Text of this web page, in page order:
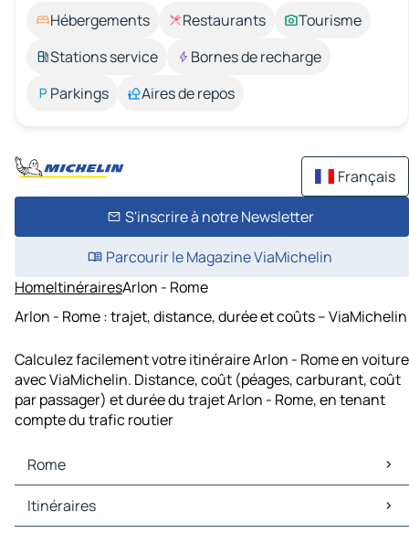
Hébergements Restaurants
Tourisme
Stations service
Bornes de recharge
Parkings
Aires de repos
Français
S'inscrire à notre Newsletter
Parcourir le Magazine ViaMichelin
HomeItinérairesArlon - Rome
Arlon - Rome : trajet, distance, durée et coûts – ViaMichelin
Calculez facilement votre itinéraire Arlon - Rome en voiture
avec ViaMichelin. Distance, coût (péages, carburant, coût
par passager) et durée du trajet Arlon - Rome, en tenant
compte du trafic routier
Rome
Rome Cartes et plans
Rome Trafic
Itinéraires